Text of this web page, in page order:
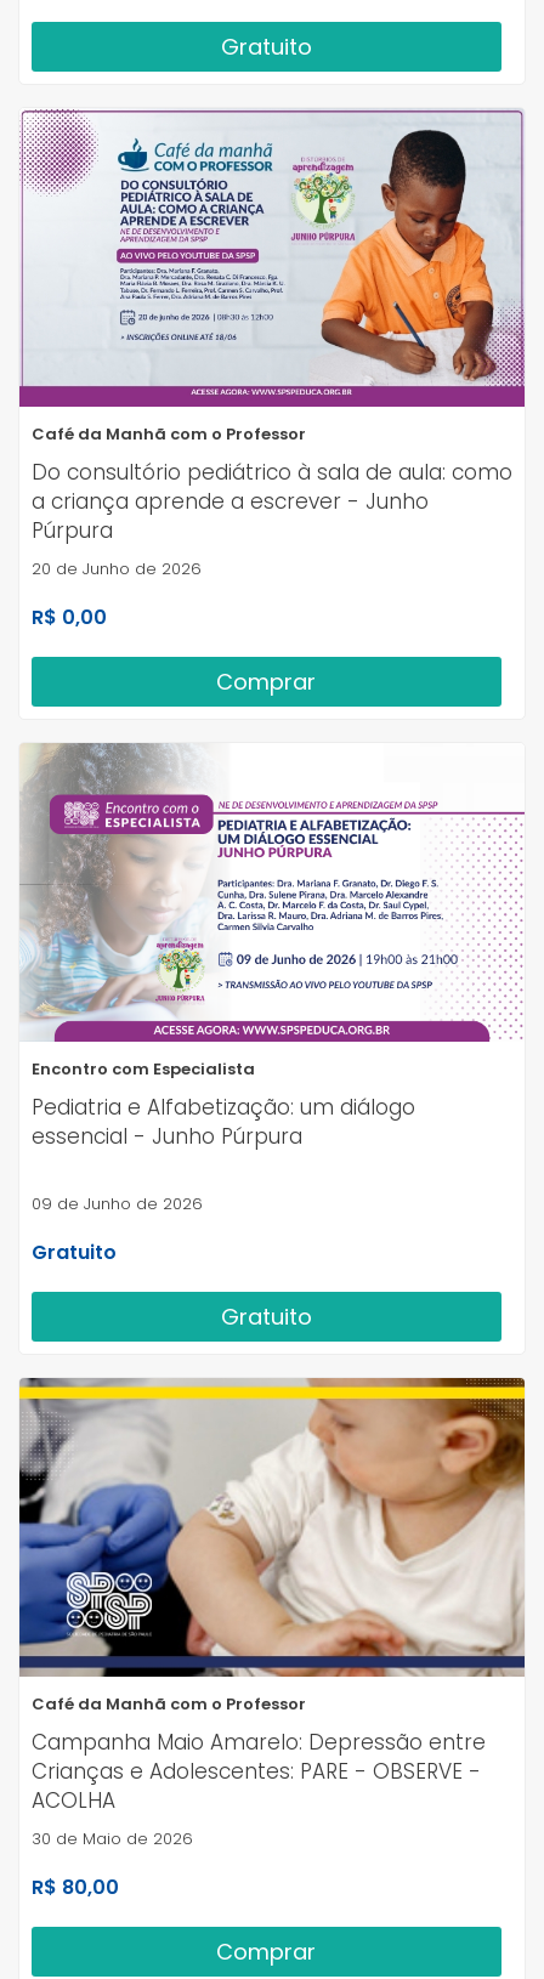
Gratuito
Café da Manhã com o Professor
Do consultório pediátrico à sala de aula: como
a criança aprende a escrever - Junho
Púrpura
20 de Junho de 2026
R$ 0,00
Comprar
Encontro com Especialista
Pediatria e Alfabetização: um diálogo
essencial - Junho Púrpura
09 de Junho de 2026
Gratuito
Gratuito
Café da Manhã com o Professor
Campanha Maio Amarelo: Depressão entre
Crianças e Adolescentes: PARE - OBSERVE -
ACOLHA
30 de Maio de 2026
R$ 80,00
Comprar